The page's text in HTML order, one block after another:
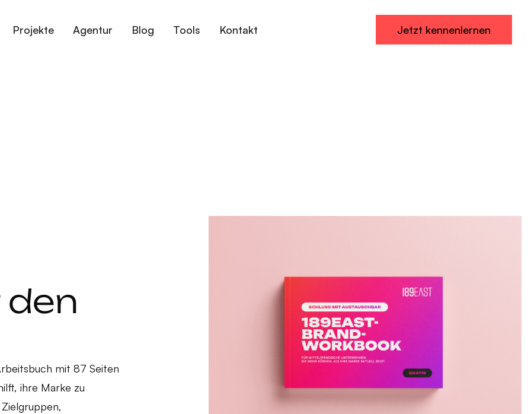
Projekte Agentur Blog Tools Kontakt Jetzt kennenlernen
mit 87 Seiten
ihre Marke zu